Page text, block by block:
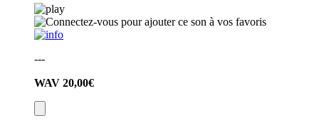
---
WAV 20,00€